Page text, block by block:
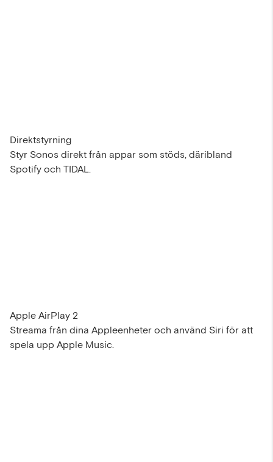
Direktstyrning
Styr Sonos direkt från appar som stöds, däribland
Spotify och TIDAL.
Apple AirPlay 2
Streama från dina Appleenheter och använd Siri för att
spela upp Apple Music.